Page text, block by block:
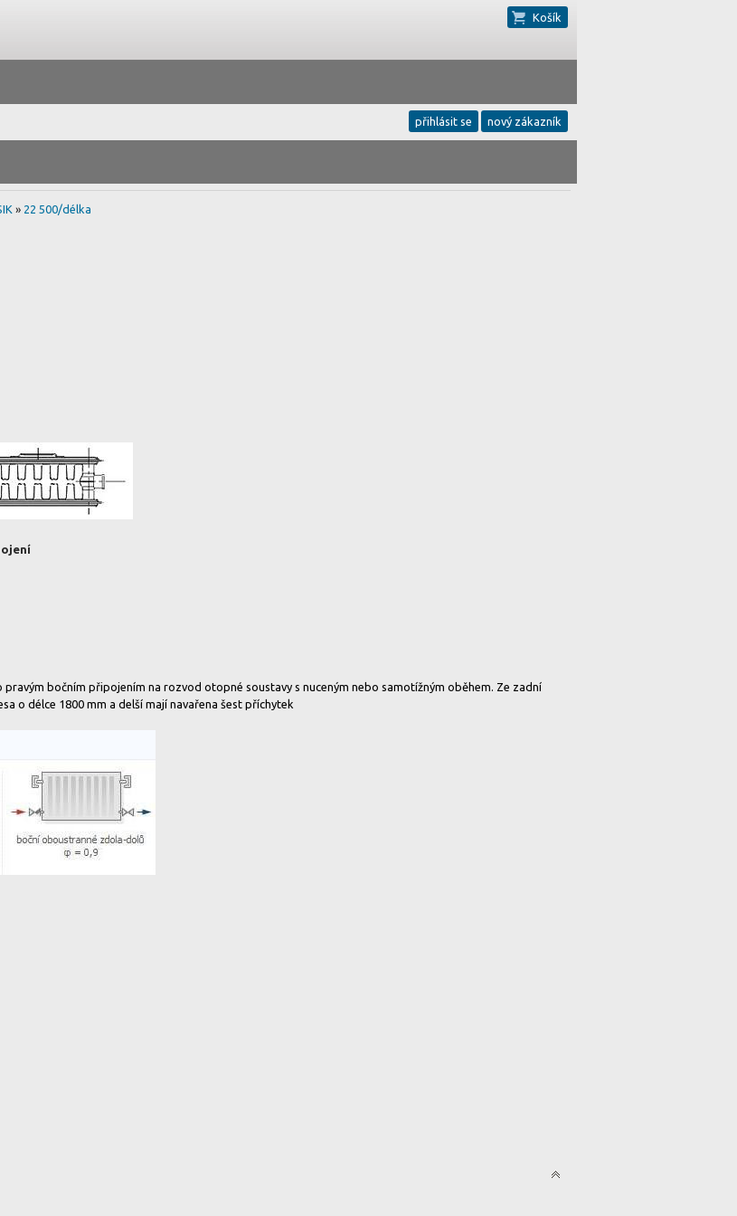
Košík
přihlásit se nový zákazník
» 22 500/délka
pravým bočním připojením na rozvod otopné soustavy s nuceným nebo samotížným oběhem. Ze zadní
o délce 1800 mm a delší mají navařena šest příchytek